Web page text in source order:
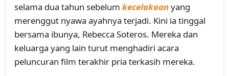
selama dua tahun sebelum kecelakaanyang
merenggut nyawa ayahnya terjadi. Kini ia tinggal
bersama ibunya, Rebecca Soteros. Mereka dan
keluarga yang lain turut menghadiri acara
peluncuran film terakhir pria terkasih mereka.